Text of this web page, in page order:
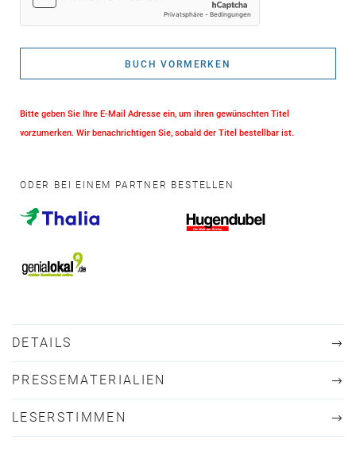
BUCH VORMERKEN
Bitte geben Sie Ihre E-Mail Adresse ein, um ihren gewünschten Titel
vorzumerken. Wir benachrichtigen Sie, sobald der Titel bestellbar ist.
ODER BEI EINEM PARTNER BESTELLEN
DETAILS
PRESSEMATERIALIEN
LESERSTIMMEN